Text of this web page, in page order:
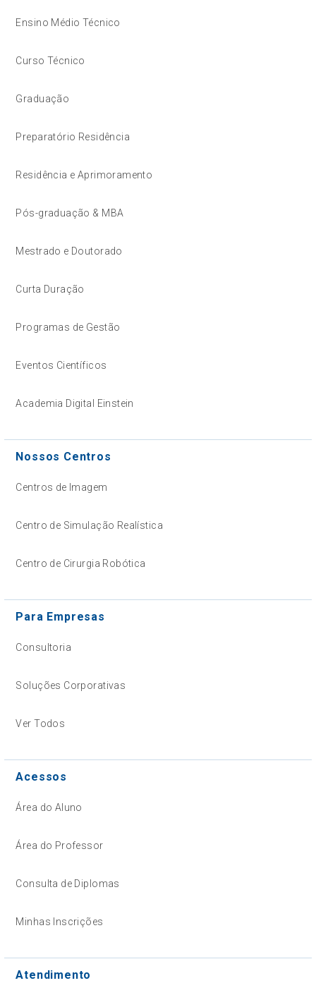
Ensino Médio Técnico
Curso Técnico
Graduação
Preparatório Residência
Residência e Aprimoramento
Pós-graduação & MBA
Mestrado e Doutorado
Curta Duração
Programas de Gestão
Eventos Científicos
Academia Digital Einstein
Nossos Centros
Centros de Imagem
Centro de Simulação Realística
Centro de Cirurgia Robótica
Para Empresas
Consultoria
Soluções Corporativas
Ver Todos
Acessos
Área do Aluno
Área do Professor
Consulta de Diplomas
Minhas Inscrições
Atendimento